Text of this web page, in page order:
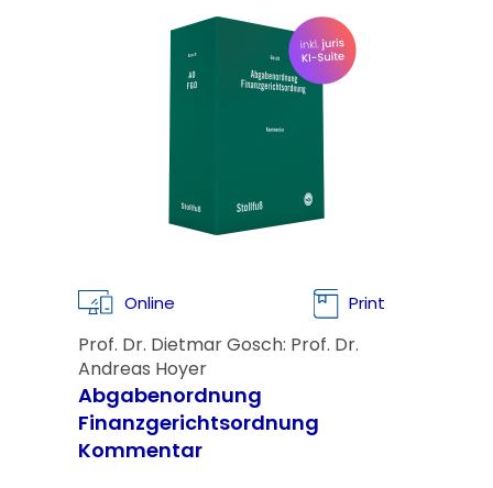
Online Print
Prof. Dr. Dietmar Gosch: Prof. Dr.
Andreas Hoyer
Abgabenordnung
Finanzgerichtsordnung
Kommentar